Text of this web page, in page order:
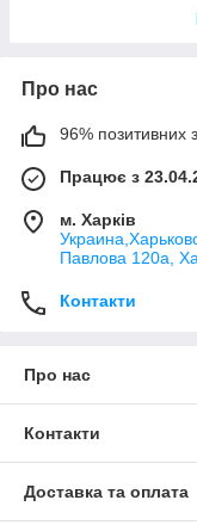
Про нас
96% позитивних з
Працює з
м. Харків
Павлова 120а,
Контакти
Про нас
Контакти
Доставка та оплата